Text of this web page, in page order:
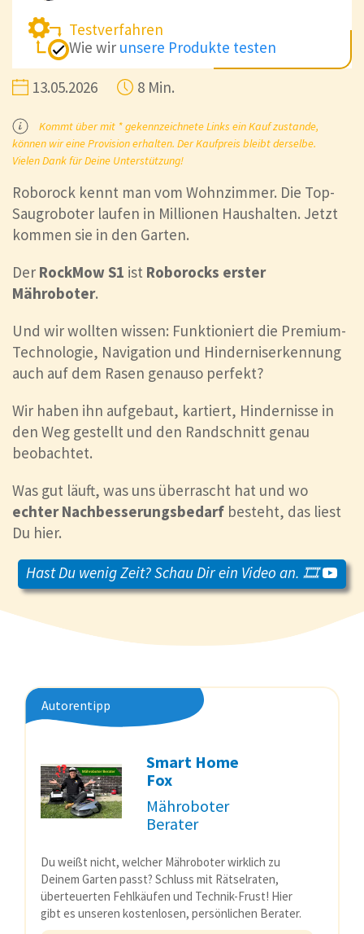
Testverfahren
Wie wir unsere Produkte testen
13.05.2026 8 Min.
Kommt über mit * gekennzeichnete Links ein Kauf zustande,
können wir eine Provision erhalten. Der Kaufpreis bleibt derselbe.
Vielen Dank für Deine Unterstützung!
Roborock kennt man vom Wohnzimmer. Die Top-
Saugroboter laufen in Millionen Haushalten. Jetzt
kommen sie in den Garten.
Der RockMow S1 ist Roborocks erster
Mähroboter.
Und wir wollten wissen: Funktioniert die Premium-
Technologie, Navigation und Hinderniserkennung
auch auf dem Rasen genauso perfekt?
Wir haben ihn aufgebaut, kartiert, Hindernisse in
den Weg gestellt und den Randschnitt genau
beobachtet.
Was gut läuft, was uns überrascht hat und wo
echter Nachbesserungsbedarf besteht, das liest
Du hier.
Hast Du wenig Zeit? Schau Dir ein Video an. 🎞️
Autorentipp
Smart Home
Fox
Mähroboter
Berater
Du weißt nicht, welcher Mähroboter wirklich zu
Deinem Garten passt? Schluss mit Rätselraten,
überteuerten Fehlkäufen und Technik-Frust! Hier
gibt es unseren kostenlosen, persönlichen Berater.